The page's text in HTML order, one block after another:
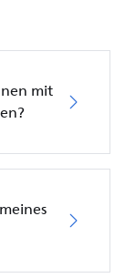
mit